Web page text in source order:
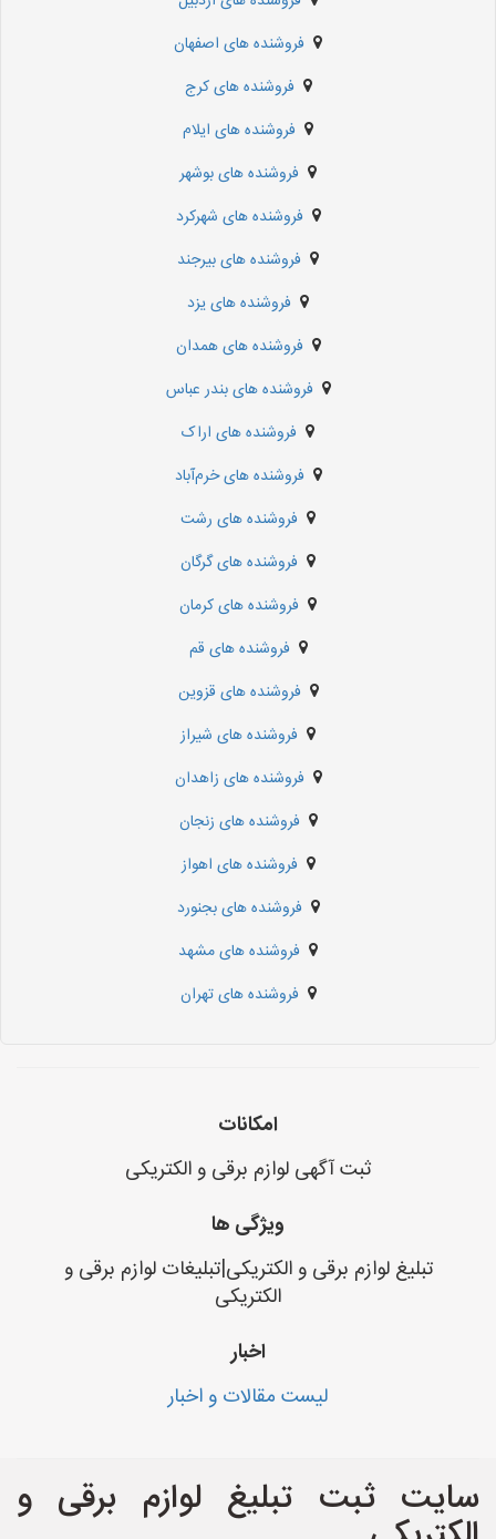
فروشنده های اصفهان
فروشنده های کرج
فروشنده های ایلام
فروشنده های بوشهر
فروشنده های شهرکرد
فروشنده های بیرجند
فروشنده های یزد
فروشنده های همدان
فروشنده های بندر عباس
فروشنده های اراک
فروشنده های خرم‌آباد
فروشنده های رشت
فروشنده های گرگان
فروشنده های کرمان
فروشنده های قم
فروشنده های قزوین
فروشنده های شیراز
فروشنده های زاهدان
فروشنده های زنجان
فروشنده های اهواز
فروشنده های بجنورد
فروشنده های مشهد
فروشنده های تهران
امکانات
ثبت آگهی لوازم برقی و الکتریکی
ویژگی ها
تبلیغ لوازم برقی و الکتریکی|تبلیغات لوازم برقی و
الکتریکی
اخبار
لیست مقالات و اخبار
سایت ثبت تبلیغ لوازم برقی و